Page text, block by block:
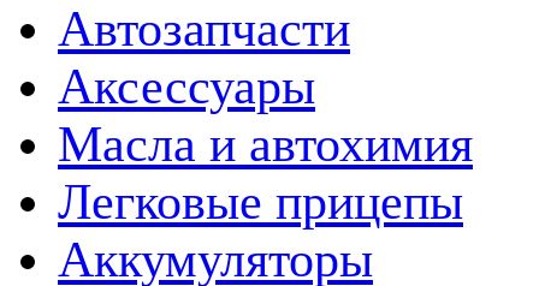
Автозапчасти
Аксессуары
Масла и автохимия
Легковые прицепы
Аккумуляторы